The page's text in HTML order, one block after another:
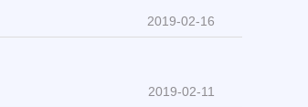
2019-02-16
2019-02-11